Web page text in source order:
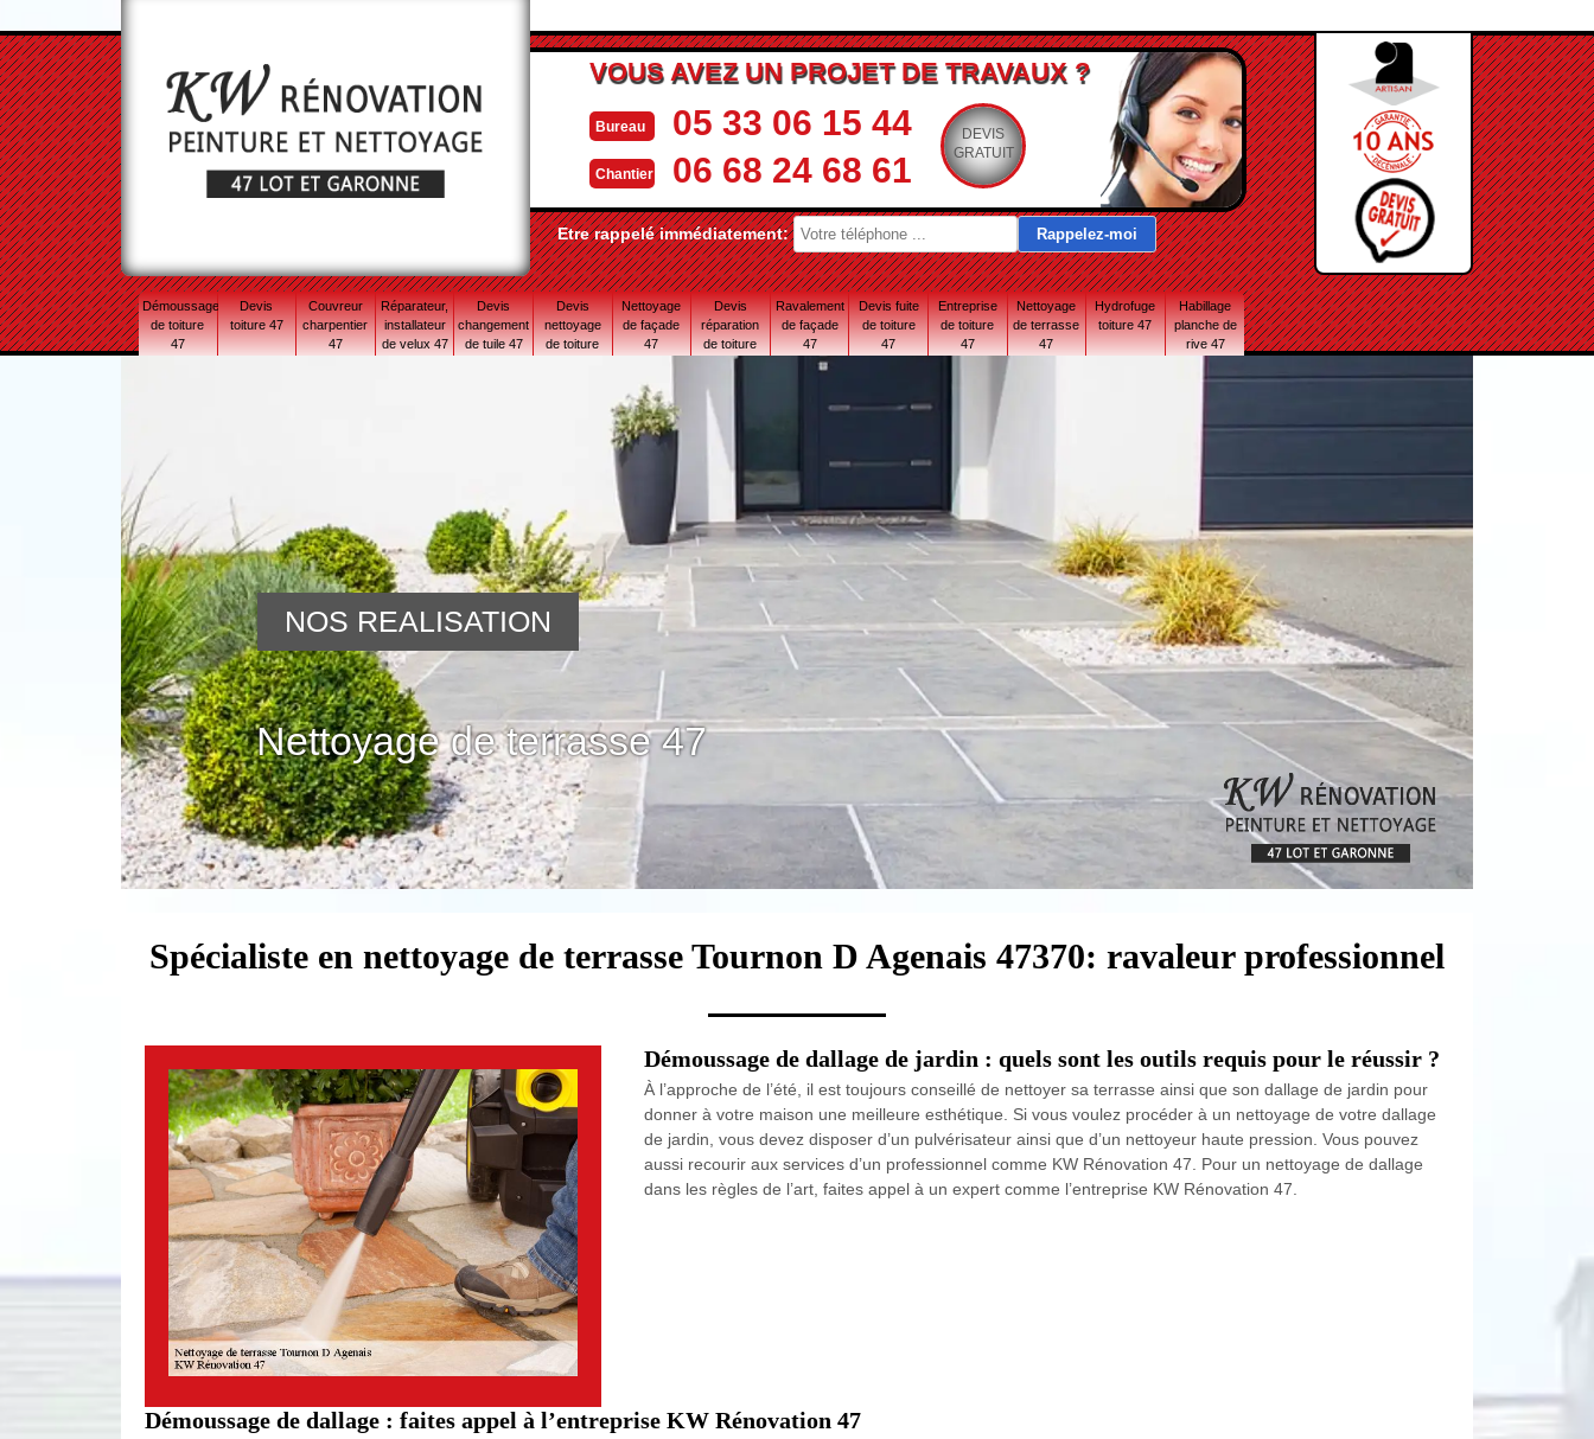
VOUS AVEZ UN PROJET DE TRAVAUX ?
Bureau 05 33 06 15 44
Chantier 06 68 24 68 61
DEVIS
GRATUIT
Etre rappelé immédiatement:
Démoussage
de toiture
47
Devis
toiture 47
Couvreur
charpentier
47
Réparateur,
installateur
de velux 47
Devis
changement
de tuile 47
Devis
nettoyage
de toiture
Nettoyage
de façade
47
Devis
réparation
de toiture
47 Lot-et-
Ravalement
de façade
47
Devis fuite
de toiture
47
Entreprise
de toiture
47
Nettoyage
de terrasse
47
Hydrofuge
toiture 47
Habillage
planche de
rive 47
Nettoyage de terrasse 47
NOS REALISATION
Spécialiste en nettoyage de terrasse Tournon D Agenais 47370: ravaleur professionnel
Démoussage de dallage de jardin : quels sont les outils requis pour le réussir ?
À l’approche de l’été, il est toujours conseillé de nettoyer sa terrasse ainsi que son dallage de jardin pour
donner à votre maison une meilleure esthétique. Si vous voulez procéder à un nettoyage de votre dallage
de jardin, vous devez disposer d’un pulvérisateur ainsi que d’un nettoyeur haute pression. Vous pouvez
aussi recourir aux services d’un professionnel comme KW Rénovation 47. Pour un nettoyage de dallage
dans les règles de l’art, faites appel à un expert comme l’entreprise KW Rénovation 47.
Démoussage de dallage : faites appel à l’entreprise KW Rénovation 47